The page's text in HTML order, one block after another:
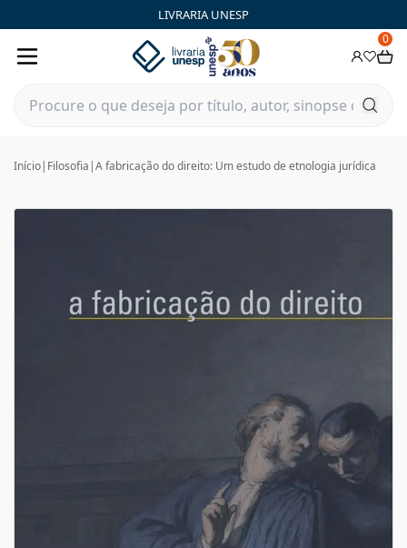
LIVRARIA UNESP
0
Início| Filosofia |A fabricação do direito: Um estudo de etnologia jurídica